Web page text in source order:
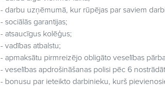
- darbu uzņēmumā, kur rūpējas par saviem
- sociālās garantijas;
- atsaucīgus kolēģus;
- vadības atbalstu;
- apmaksātu pirmreizējo obligāto veselības
- veselības apdrošināšanas polisi pēc 6
- bonusu par ieteikto darbinieku, kurš